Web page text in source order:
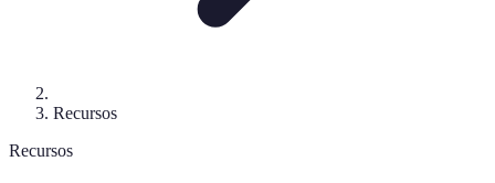
Recursos
Recursos